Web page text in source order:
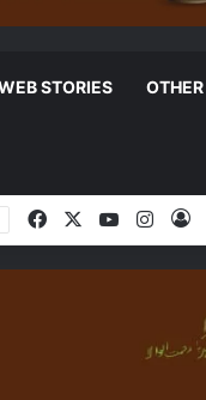
STORIES OTHER
FacebookYouTube